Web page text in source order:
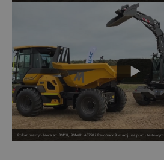
Pokaz maszyn Mecalac: 8MCR, 9MWR, AS750 i Revotrack 9 w akcji na placu testowym